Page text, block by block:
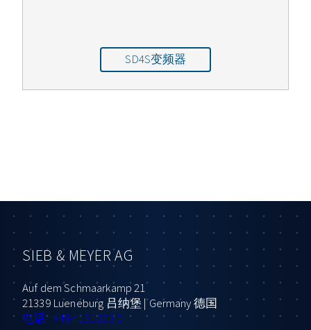
SD4S变频器
SIEB & MEYER AG
Auf dem Schmaarkamp 21
21339 Lueneburg 吕纳堡 | Germany 德国
电话: +49 4131 203 0